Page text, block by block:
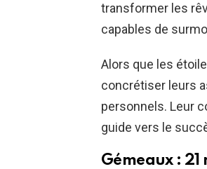
transformer les
capables de
Alors que les
concrétiser leurs
personnels. Leur
guide vers le
Gémeaux :